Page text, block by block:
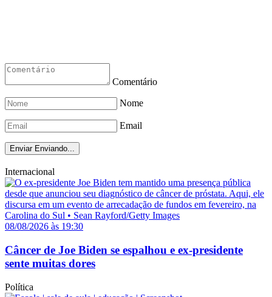
Comentário
Nome
Email
Enviar Enviando...
Internacional
08/08/2026 às 19:30
Câncer de Joe Biden se espalhou e ex-presidente
sente muitas dores
Política